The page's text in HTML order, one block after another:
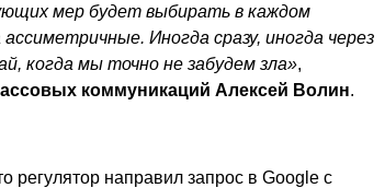
мер будет выбирать в каждом
Иногда сразу, иногда через
когда мы точно не забудем зла»,
коммуникаций Алексей Волин.
регулятор направил запрос в Google с